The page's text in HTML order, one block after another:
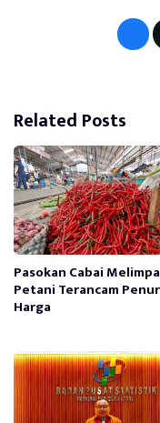
Related Posts
Pasokan Cabai
Petani Terancam
Harga